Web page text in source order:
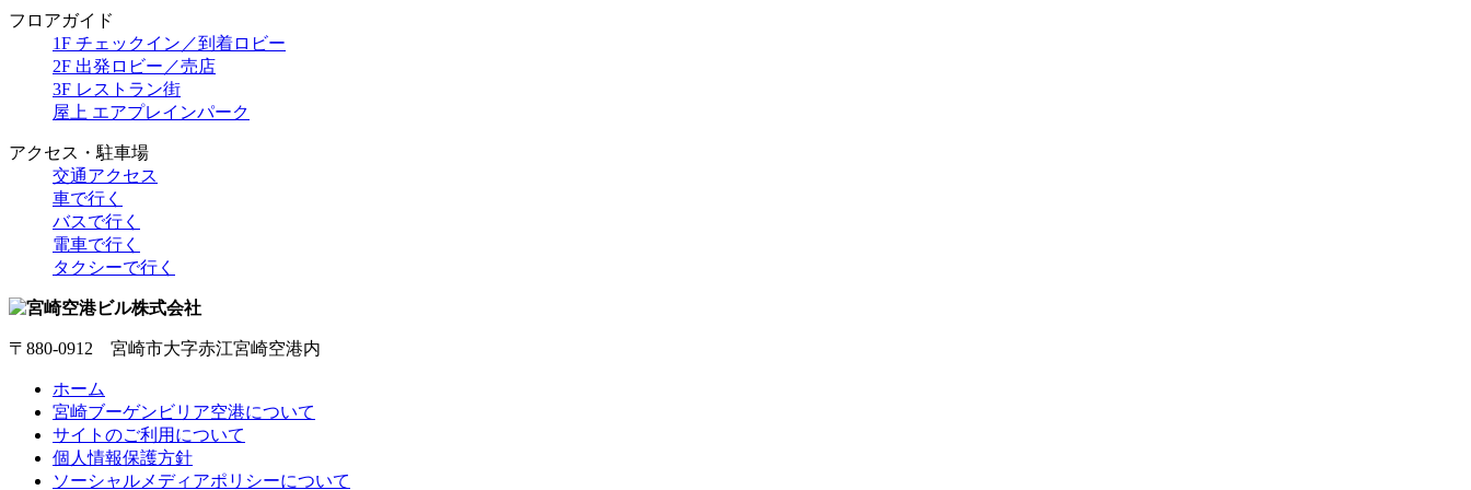
フロアガイド
1F チェックイン／到着ロビー
2F 出発ロビー／売店
3F レストラン街
屋上 エアプレインパーク
アクセス・駐車場
交通アクセス
車で行く
バスで行く
電車で行く
タクシーで行く
〒880-0912 宮崎市大字赤江宮崎空港内
ホーム
宮崎ブーゲンビリア空港について
サイトのご利用について
個人情報保護方針
ソーシャルメディアポリシーについて